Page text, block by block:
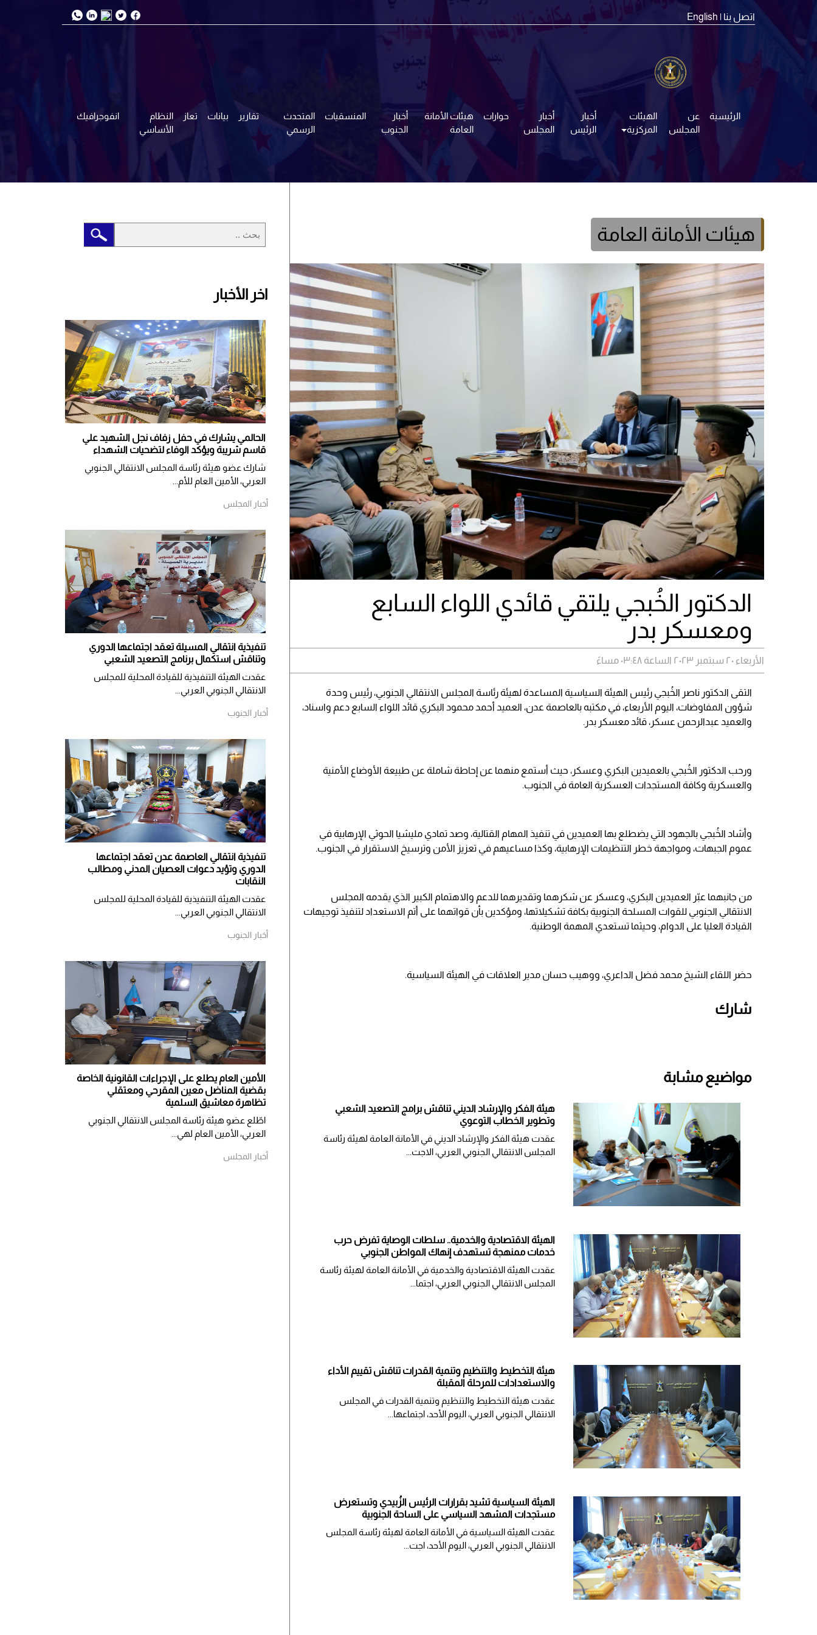
اتصل بنا | English
الرئيسية
عن
المجلس
الهيئات
المركزية
أخبار
الرئيس
أخبار
المجلس
حوارات
هيئات الأمانة
العامة
أخبار
الجنوب
المنسقيات
المتحدث
الرسمي
تقارير بيانات تعاز
النظام
الأساسي
انفوجرافيك
هيئات الأمانة العامة
الدكتور الخُبجي يلتقي قائدي اللواء السابع
ومعسكر بدر
الأربعاء ٢٠ سبتمبر ٢٠٢٣ الساعة ٠٣:٤٨ مساءً
التقى الدكتور ناصر الخُبجي رئيس الهيئة السياسية المساعدة لهيئة رئاسة المجلس الانتقالي الجنوبي، رئيس وحدة
شؤون المفاوضات، اليوم الأربعاء، في مكتبه بالعاصمة عدن، العميد أحمد محمود البكري قائد اللواء السابع دعم واسناد،
والعميد عبدالرحمن عسكر، قائد معسكر بدر.
ورحب الدكتور الخُبجي بالعميدين البكري وعسكر، حيث أستمع منهما عن إحاطة شاملة عن طبيعة الأوضاع الأمنية
والعسكرية وكافة المستجدات العسكرية العامة في الجنوب.
وأشاد الخُبجي بالجهود التي يضطلع بها العميدين في تنفيذ المهام القتالية، وصد تمادي مليشيا الحوثي الإرهابية في
عموم الجبهات، ومواجهة خطر التنظيمات الإرهابية، وكذا مساعيهم في تعزيز الأمن وترسيخ الاستقرار في الجنوب.
من جانبهما عبّر العميدين البكري، وعسكر عن شكرهما وتقديرهما للدعم والاهتمام الكبير الذي يقدمه المجلس
الانتقالي الجنوبي للقوات المسلحة الجنوبية بكافة تشكيلاتها، ومؤكدين بأن قواتهما على أتم الاستعداد لتنفيذ توجيهات
القيادة العليا على الدوام، وحيثما تستعدي المهمة الوطنية.
حضر اللقاء الشيخ محمد فضل الداعري، ووهيب حسان مدير العلاقات في الهيئة السياسية.
شارك
مواضيع مشابة
هيئة الفكر والإرشاد الديني تناقش برامج التصعيد الشعبي
وتطوير الخطاب التوعوي
عقدت هيئة الفكر والإرشاد الديني في الأمانة العامة لهيئة رئاسة
المجلس الانتقالي الجنوبي العربي، الاجت...
الهيئة الاقتصادية والخدمية.. سلطات الوصاية تفرض حرب
خدمات ممنهجة تستهدف إنهاك المواطن الجنوبي
عقدت الهيئة الاقتصادية والخدمية في الأمانة العامة لهيئة رئاسة
المجلس الانتقالي الجنوبي العربي، اجتما...
هيئة التخطيط والتنظيم وتنمية القدرات تناقش تقييم الأداء
والاستعدادات للمرحلة المقبلة
عقدت هيئة التخطيط والتنظيم وتنمية القدرات في المجلس
الانتقالي الجنوبي العربي، اليوم الأحد، اجتماعها...
الهيئة السياسية تشيد بقرارات الرئيس الزُبيدي وتستعرض
مستجدات المشهد السياسي على الساحة الجنوبية
عقدت الهيئة السياسية في الأمانة العامة لهيئة رئاسة المجلس
الانتقالي الجنوبي العربي، اليوم الأحد، اجت...
اخر الأخبار
الحالمي يشارك في حفل زفاف نجل الشهيد علي
قاسم شريبة ويؤكد الوفاء لتضحيات الشهداء
شارك عضو هيئة رئاسة المجلس الانتقالي الجنوبي
العربي، الأمين العام للأم...
أخبار المجلس
تنفيذية انتقالي المسيلة تعقد اجتماعها الدوري
وتناقش استكمال برنامج التصعيد الشعبي
عقدت الهيئة التنفيذية للقيادة المحلية للمجلس
الانتقالي الجنوبي العربي...
أخبار الجنوب
تنفيذية انتقالي العاصمة عدن تعقد اجتماعها
الدوري وتؤيد دعوات العصيان المدني ومطالب
النقابات
​عقدت الهيئة التنفيذية للقيادة المحلية للمجلس
الانتقالي الجنوبي العربي...
أخبار الجنوب
الأمين العام يطلع على الإجراءات القانونية الخاصة
بقضية المناضل معين المقرحي ومعتقلي
تظاهرة معاشيق السلمية
اطّلع عضو هيئة رئاسة المجلس الانتقالي الجنوبي
العربي، الأمين العام لهي...
أخبار المجلس